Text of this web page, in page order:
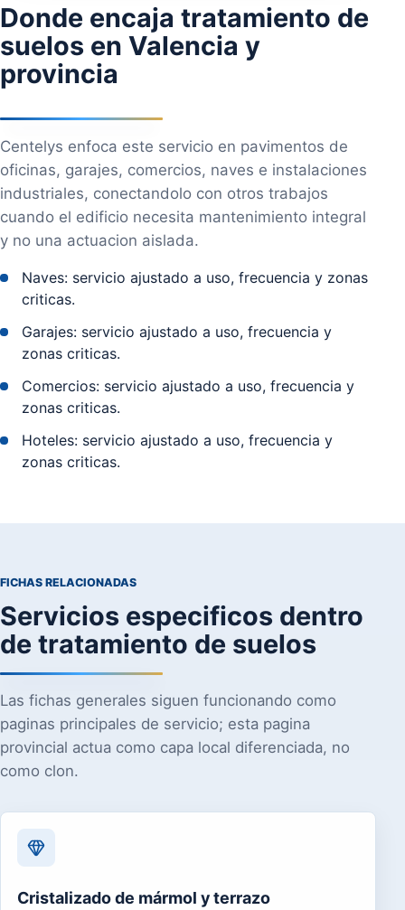
Donde encaja tratamiento de
suelos en Valencia y
provincia
Centelys enfoca este servicio en pavimentos de
oficinas, garajes, comercios, naves e instalaciones
industriales, conectandolo con otros trabajos
cuando el edificio necesita mantenimiento integral
y no una actuacion aislada.
Naves: servicio ajustado a uso, frecuencia y zonas
criticas.
Garajes: servicio ajustado a uso, frecuencia y
zonas criticas.
Comercios: servicio ajustado a uso, frecuencia y
zonas criticas.
Hoteles: servicio ajustado a uso, frecuencia y
zonas criticas.
FICHAS RELACIONADAS
Servicios especificos dentro
de tratamiento de suelos
Las fichas generales siguen funcionando como
paginas principales de servicio; esta pagina
provincial actua como capa local diferenciada, no
como clon.
Cristalizado de mármol y terrazo